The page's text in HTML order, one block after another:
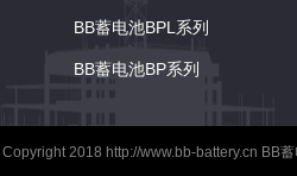
BB蓄电池BPL系列
BB蓄电池BP系列
Copyright 2018 http://www.bb-battery.cn BB